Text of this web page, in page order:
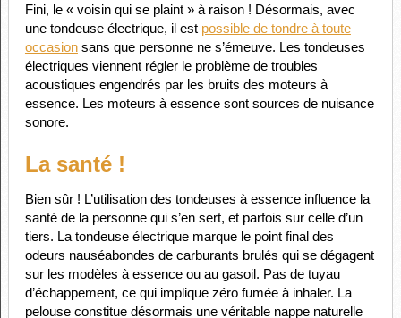
Fini, le « voisin qui se plaint » à raison ! Désormais, avec
une tondeuse électrique, il est possible de tondre à toute
occasionsans que personne ne s’émeuve. Les tondeuses
électriques viennent régler le problème de troubles
acoustiques engendrés par les bruits des moteurs à
essence. Les moteurs à essence sont sources de nuisance
sonore.
La santé !
Bien sûr ! L’utilisation des tondeuses à essence influence la
santé de la personne qui s’en sert, et parfois sur celle d’un
tiers. La tondeuse électrique marque le point final des
odeurs nauséabondes de carburants brulés qui se dégagent
sur les modèles à essence ou au gasoil. Pas de tuyau
d’échappement, ce qui implique zéro fumée à inhaler. La
pelouse constitue désormais une véritable nappe naturelle